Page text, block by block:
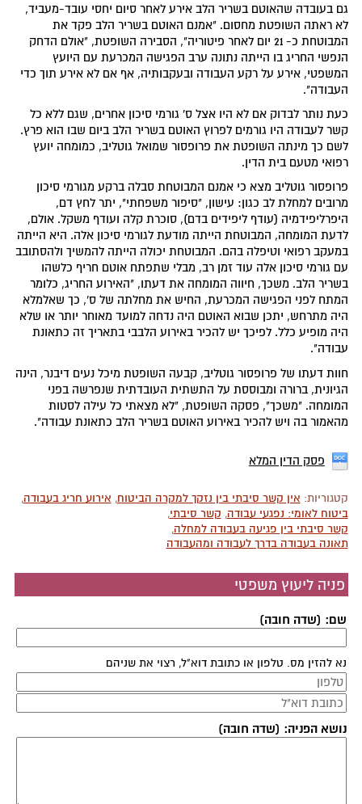
גם בעובדה שהאוטם בשריר הלב אירע לאחר סיום יחסי עובד-מעביד,
לא ראתה השופטת מחסום. "אמנם האוטם בשריר הלב פקד את
המבוטחת כ- 21 יום לאחר פיטוריה", הסבירה השופטת, "אולם הדחק
הנפשי החריג בו הייתה נתונה ערב הפגישה המכרעת עם היועץ
המשפטי, אירע על רקע העבודה ובעקבותיה, אף אם לא אירע תוך כדי
העבודה".
כעת נותר לבדוק אם לא היו אצל ס' גורמי סיכון אחרים, שגם ללא כל
קשר לעבודה היו גורמים לפרוץ האוטם בשריר הלב ביום שבו הוא פרץ.
לשם כך מינתה השופטת את פרופסור שמואל גוטליב, כמומחה יועץ
רפואי מטעם בית הדין.
פרופסור גוטליב מצא כי אמנם המבוטחת סבלה ברקע מגורמי סיכון
מרובים למחלת לב כגון: עישון, "סיפור משפחתי", יתר לחץ דם,
היפרליפידמיה (עודף ליפידים בדם), סוכרת קלה ועודף משקל. אולם,
לדעת המומחה, המבוטחת הייתה מודעת לגורמי סיכון אלה. היא הייתה
במעקב רפואי וטיפלה בהם. המבוטחת יכולה הייתה להמשיך ולהסתובב
עם גורמי סיכון אלה עוד זמן רב, מבלי שתפתח אוטם חריף כלשהו
בשריר הלב. משכך, חיווה המומחה את דעתו, "האירוע החריג, כלומר
המתח לפני הפגישה המכרעת, החיש את מחלתה של ס', כך שאלמלא
היה מתרחש, יתכן שבוא האוטם היה נדחה למועד מאוחר יותר או שלא
היה מופיע כלל. לפיכך יש להכיר באירוע הלבבי בתאריך זה כתאונת
עבודה".
חוות דעתו של פרופסור גוטליב, קבעה השופטת מיכל נעים דיבנר, הינה
הגיונית, ברורה ומבוססת על התשתית העובדתית שנפרשה בפני
המומחה. "משכך", פסקה השופטת, "לא מצאתי כל עילה לסטות
מהאמור בה ויש להכיר באירוע האוטם בשריר הלב כתאונת עבודה".
פסק הדין המלא
קטגוריות: אין קשר סיבתי בין נזקך למקרה הביטוח, אירוע חריג בעבודה,
ביטוח לאומי: נפגעי עבודה, קשר סיבתי,
קשר סיבתי בין פגיעה בעבודה למחלה,
תאונה בעבודה בדרך לעבודה ומהעבודה
פניה ליעוץ משפטי
שם: (שדה חובה)
נא להזין מס. טלפון או כתובת דוא"ל, רצוי את שניהם
נושא הפניה: (שדה חובה)